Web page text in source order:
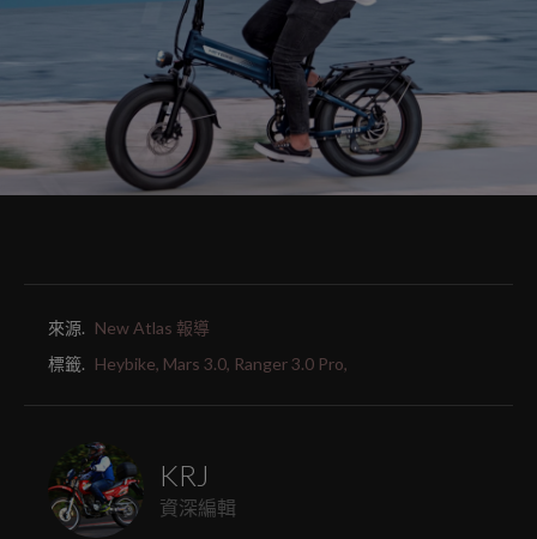
來源. New Atlas 報導
標籤. Heybike, Mars 3.0, Ranger 3.0 Pro,
KRJ
資深編輯